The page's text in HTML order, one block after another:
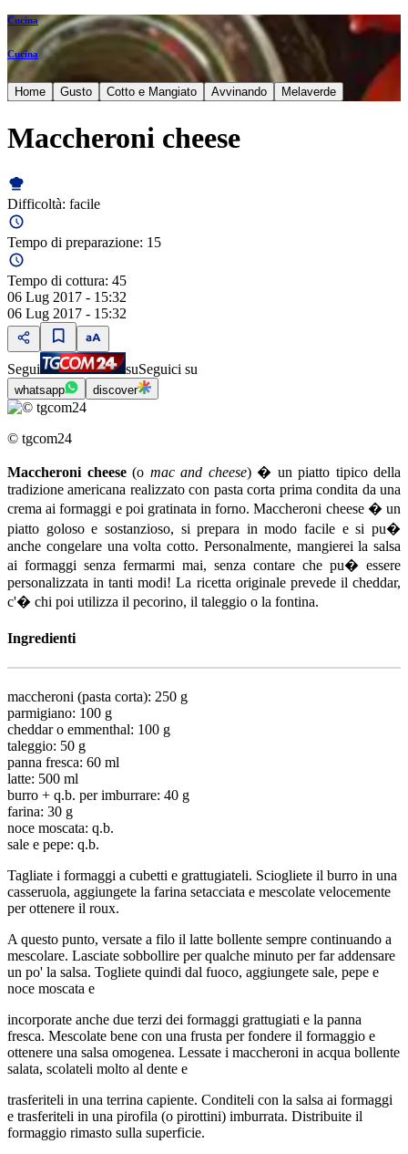
Cucina
Cucina
Home Gusto Cotto e Mangiato Avvinando Melaverde
Maccheroni cheese
Difficoltà: facile
Tempo di preparazione: 15
Tempo di cottura: 45
06 Lug 2017 - 15:32
06 Lug 2017 - 15:32
Segui suSeguici su
whatsapp discover
© tgcom24
Maccheroni cheese(o mac and cheese) � un piatto tipico della
tradizione americana realizzato con pasta corta prima condita da una
crema ai formaggi e poi gratinata in forno. Maccheroni cheese � un
piatto goloso e sostanzioso, si prepara in modo facile e si pu�
anche congelare una volta cotto. Personalmente, mangierei la salsa
ai formaggi senza fermarmi mai, senza contare che pu� essere
personalizzata in tanti modi! La ricetta originale prevede il cheddar,
c'� chi poi utilizza il pecorino, il taleggio o la fontina.
Ingredienti
maccheroni (pasta corta): 250 g
parmigiano: 100 g
cheddar o emmenthal: 100 g
taleggio: 50 g
panna fresca: 60 ml
latte: 500 ml
burro + q.b. per imburrare: 40 g
farina: 30 g
noce moscata: q.b.
sale e pepe: q.b.
Tagliate i formaggi a cubetti e grattugiateli. Sciogliete il burro in una
casseruola, aggiungete la farina setacciata e mescolate velocemente
per ottenere il roux.
A questo punto, versate a filo il latte bollente sempre continuando a
mescolare. Lasciate sobbollire per qualche minuto per far addensare
un po' la salsa. Togliete quindi dal fuoco, aggiungete sale, pepe e
noce moscata e
incorporate anche due terzi dei formaggi grattugiati e la panna
fresca. Mescolate bene con una frusta per fondere il formaggio e
ottenere una salsa omogenea. Lessate i maccheroni in acqua bollente
salata, scolateli molto al dente e
trasferiteli in una terrina capiente. Conditeli con la salsa ai formaggi
e trasferiteli in una pirofila (o pirottini) imburrata. Distribuite il
formaggio rimasto sulla superficie.